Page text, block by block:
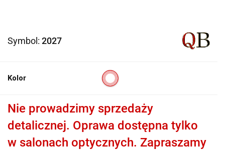
Symbol: 2027
Kolor
Nie prowadzimy sprzedaży
detalicznej. Oprawa dostępna tylko
w salonach optycznych. Zapraszamy